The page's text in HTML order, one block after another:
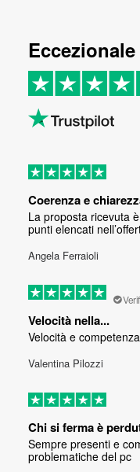
Eccezionale
Coerenza e
La proposta ricevuta
punti elencati
Angela Ferraioli
Velocità nella...
Velocità e
Valentina Pilozzi
Chi si ferma è
Sempre presenti e
problematiche del pc